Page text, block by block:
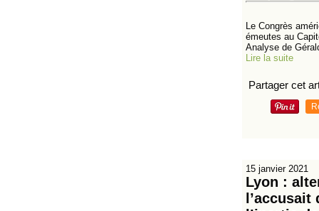
Le Congrès
émeutes au
Analyse de
Lire la suite
Partager cet
15 janvier 2021
Lyon :